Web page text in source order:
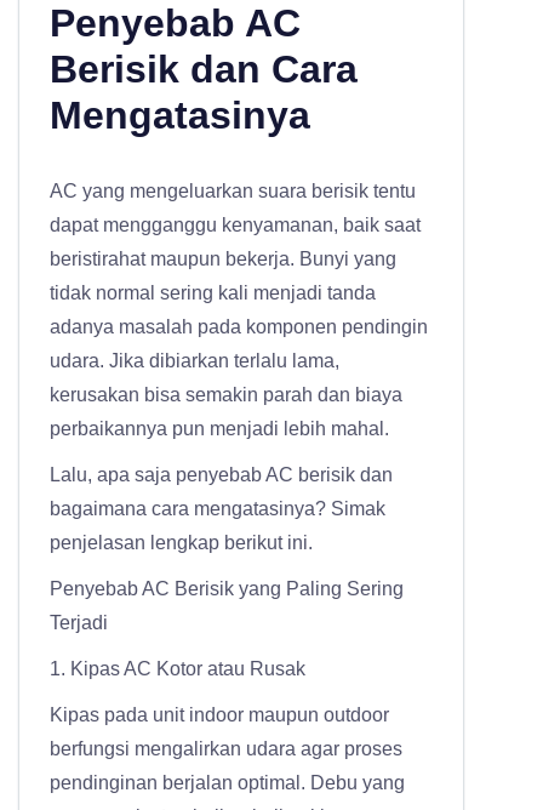
Penyebab AC
Berisik dan Cara
Mengatasinya
AC yang mengeluarkan suara berisik tentu
dapat mengganggu kenyamanan, baik saat
beristirahat maupun bekerja. Bunyi yang
tidak normal sering kali menjadi tanda
adanya masalah pada komponen pendingin
udara. Jika dibiarkan terlalu lama,
kerusakan bisa semakin parah dan biaya
perbaikannya pun menjadi lebih mahal.
Lalu, apa saja penyebab AC berisik dan
bagaimana cara mengatasinya? Simak
penjelasan lengkap berikut ini.
Penyebab AC Berisik yang Paling Sering
Terjadi
1. Kipas AC Kotor atau Rusak
Kipas pada unit indoor maupun outdoor
berfungsi mengalirkan udara agar proses
pendinginan berjalan optimal. Debu yang